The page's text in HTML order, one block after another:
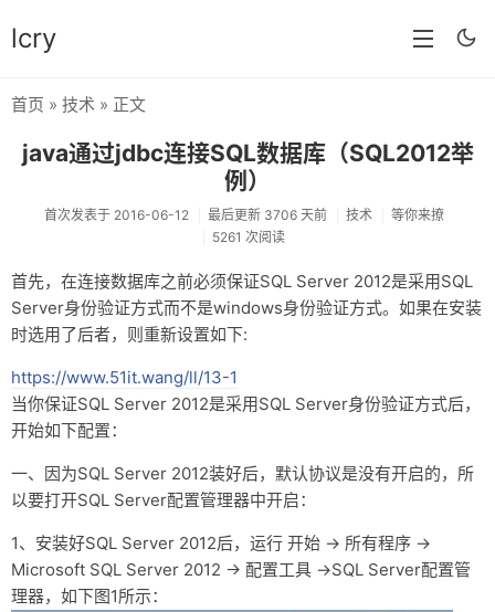
lcry
分类
分享
教程
生活
AI
留言
关于
首页 » 技术 » 正文
java通过jdbc连接SQL数据库（SQL2012举
例）
首次发表于 2016-06-12 最后更新 3706 天前 技术
等你来撩
5261 次阅读
首先，在连接数据库之前必须保证SQL Server 2012是采用SQL
Server身份验证方式而不是windows身份验证方式。如果在安装
时选用了后者，则重新设置如下:
https://www.51it.wang/ll/13-1
当你保证SQL Server 2012是采用SQL Server身份验证方式后，
开始如下配置：
一、因为SQL Server 2012装好后，默认协议是没有开启的，所
以要打开SQL Server配置管理器中开启：
1、安装好SQL Server 2012后，运行 开始 → 所有程序 →
Microsoft SQL Server 2012 → 配置工具 →SQL Server配置管
理器，如下图1所示：